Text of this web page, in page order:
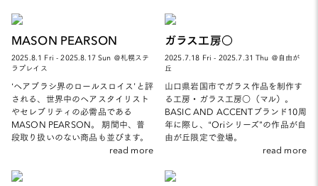
MASON PEARSON
2025.8.1 Fri - 2025.8.17 Sun ＠札幌ステ
ラプレイス
‘ヘアブラシ界のロールスロイス’と評
される、世界中のヘアスタイリスト
やセレブリティの必需品である
MASON PEARSON。 期間中、普
段取り扱いのない商品も並びます。
read more
ガラス工房○
2025.7.18 Fri - 2025.7.31 Thu ＠自由が
丘
山口県岩国市でガラス作品を制作す
る工房・ガラス工房○（マル）。
BASIC AND ACCENTブランド10周
年に際し、“Oriシリーズ”の作品が自
由が丘限定で登場。
read more